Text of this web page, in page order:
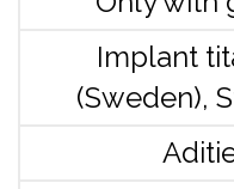
Implant
(Sweden),